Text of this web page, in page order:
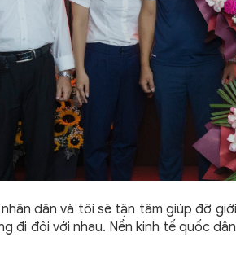
dân và tôi sẽ tận tâm giúp đỡ
đi đôi với nhau. Nền kinh tế quốc